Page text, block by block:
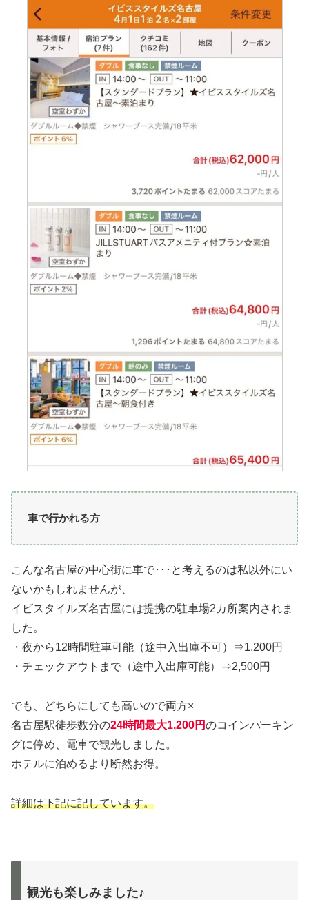
車で行かれる方
こんな名古屋の中心街に車で･･･と考えるのは私以外にい
ないかもしれませんが、
イビスタイルズ名古屋には提携の駐車場2カ所案内されま
した。
・夜から12時間駐車可能（途中入出庫不可）⇒1,200円
・チェックアウトまで（途中入出庫可能）⇒2,500円
でも、どちらにしても高いので両方×
名古屋駅徒歩数分の24時間最大1,200円のコインパーキン
グに停め、電車で観光しました。
ホテルに泊めるより断然お得。
詳細は下記に記しています。
観光も楽しみました♪